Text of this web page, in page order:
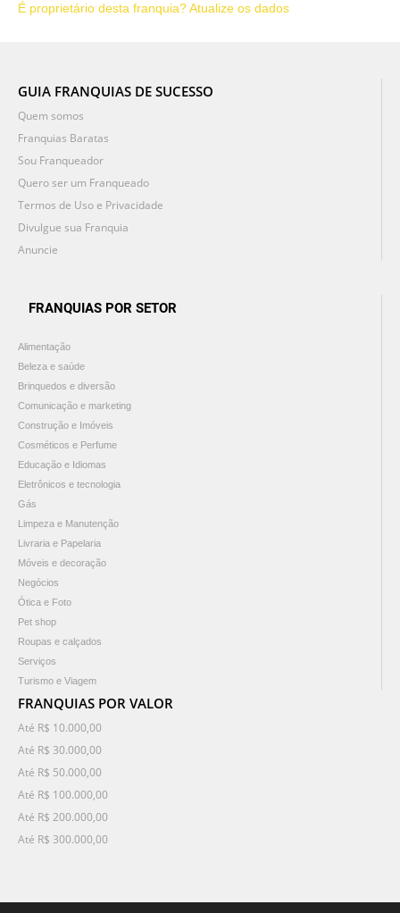
É proprietário desta franquia? Atualize os dados
GUIA FRANQUIAS DE SUCESSO
Quem somos
Franquias Baratas
Sou Franqueador
Quero ser um Franqueado
Termos de Uso e Privacidade
Divulgue sua Franquia
Anuncie
FRANQUIAS POR SETOR
Alimentação
Beleza e saúde
Brinquedos e diversão
Comunicação e marketing
Construção e Imóveis
Cosméticos e Perfume
Educação e Idiomas
Eletrônicos e tecnologia
Gás
Limpeza e Manutenção
Livraria e Papelaria
Móveis e decoração
Negócios
Ótica e Foto
Pet shop
Roupas e calçados
Serviços
Turismo e Viagem
FRANQUIAS POR VALOR
Até R$ 10.000,00
Até R$ 30.000,00
Até R$ 50.000,00
Até R$ 100.000,00
Até R$ 200.000,00
Até R$ 300.000,00